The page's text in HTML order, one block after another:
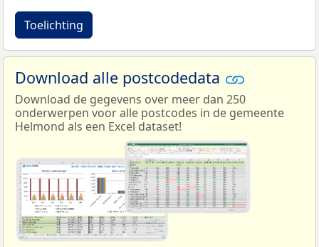
Toelichting
Download alle postcodedata
Download de gegevens over meer dan 250
onderwerpen voor alle postcodes in de gemeente
Helmond als een Excel dataset!